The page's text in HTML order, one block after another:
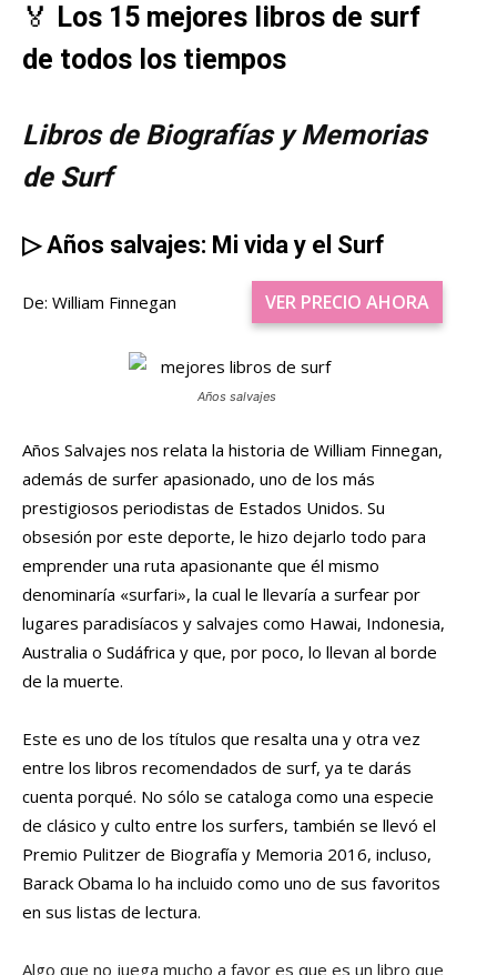
🏅 Los 15 mejores libros de surf
de todos los tiempos
Libros de Biografías y Memorias
de Surf
▷Años salvajes: Mi vida y el Surf
De: William Finnegan VER PRECIO AHORA
Años salvajes
Años Salvajes nos relata la historia de William Finnegan,
además de surfer apasionado, uno de los más
prestigiosos periodistas de Estados Unidos. Su
obsesión por este deporte, le hizo dejarlo todo para
emprender una ruta apasionante que él mismo
denominaría «surfari», la cual le llevaría a surfear por
lugares paradisíacos y salvajes como Hawai, Indonesia,
Australia o Sudáfrica y que, por poco, lo llevan al borde
de la muerte.
Este es uno de los títulos que resalta una y otra vez
entre los libros recomendados de surf, ya te darás
cuenta porqué. No sólo se cataloga como una especie
de clásico y culto entre los surfers, también se llevó el
Premio Pulitzer de Biografía y Memoria 2016, incluso,
Barack Obama lo ha incluido como uno de sus favoritos
en sus listas de lectura.
Algo que no juega mucho a favor es que es un libro que